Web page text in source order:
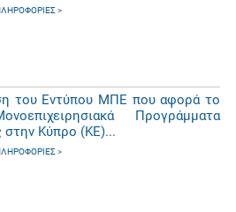
του Εντύπου ΜΠΕ που αφορά το
Προγράμματα
στην Κύπρο (ΚΕ)...